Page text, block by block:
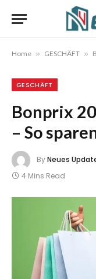
Home » GESCHÄFT »
GESCHÄFT
Bonprix
– So
ByNeues
4 Mins Read